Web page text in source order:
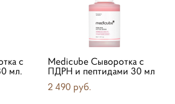
с
мл.
Medicube Cыворотка с
ПДРН и пептидами 30 мл
2 490 pуб.